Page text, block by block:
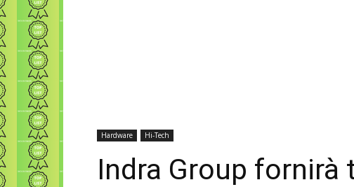
Hardware Hi-Tech
Indra Group fornirà